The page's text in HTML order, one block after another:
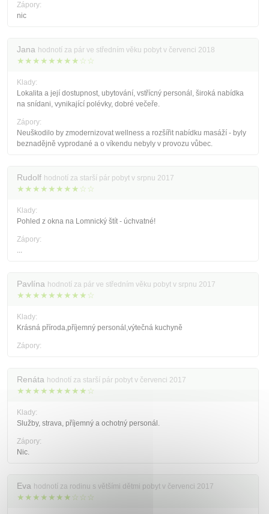
Zápory:
nic
Jana hodnotí za pár ve středním věku pobyt v červenci 2018
★★★★★★★★☆☆
Klady:
Lokalita a její dostupnost, ubytování, vstřícný personál, široká nabídka
na snídani, vynikající polévky, dobré večeře.
Zápory:
Neuškodilo by zmodernizovat wellness a rozšířit nabídku masáží - byly
beznadějně vyprodané a o víkendu nebyly v provozu vůbec.
Rudolf hodnotí za starší pár pobyt v srpnu 2017
★★★★★★★★☆☆
Klady:
Pohled z okna na Lomnický štít - úchvatné!
Zápory:
...
Pavlína hodnotí za pár ve středním věku pobyt v srpnu 2017
★★★★★★★★★☆
Klady:
Krásná příroda,příjemný personál,výtečná kuchyně
Zápory:
Renáta hodnotí za starší pár pobyt v červenci 2017
★★★★★★★★★☆
Klady:
Služby, strava, příjemný a ochotný personál.
Zápory:
Nic.
Eva hodnotí za rodinu s většími dětmi pobyt v červenci 2017
★★★★★★★☆☆☆